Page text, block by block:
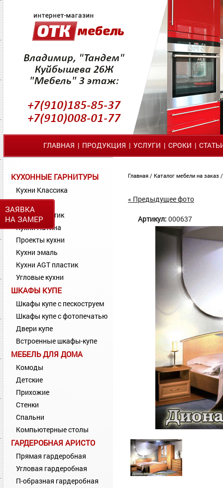
ЗАЯВКА
НА ЗАМЕР
ГЛАВНАЯ | ПРОДУКЦИЯ | УСЛУГИ | СРОКИ |
КУХОННЫЕ ГАРНИТУРЫ
Кухни Классика
Кухни МДФ
Кухни Пластик
Кухни Патина
Проекты кухни
Кухни эмаль
Кухни AGT пластик
Угловые кухни
ШКАФЫ КУПЕ
Шкафы купе с пескоструем
Шкафы купе с фотопечатью
Двери купе
Встроенные шкафы-купе
МЕБЕЛЬ ДЛЯ ДОМА
Комоды
Детские
Прихожие
Стенки
Спальни
Компьютерные столы
ГАРДЕРОБНАЯ АРИСТО
Прямая гардеробная
Угловая гардеробная
П-образная гардеробная
Главная / Каталог мебели на заказ
« Предыдущее фото
Артикул: 000637